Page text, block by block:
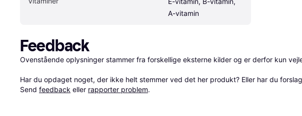
A-vitamin
Feedback
Ovenstående oplysninger stammer fra forskellige eksterne kilder og er derfor kun
Har du opdaget noget, der ikke helt stemmer ved det her produkt? Eller har du
Send feedback eller rapporter problem.